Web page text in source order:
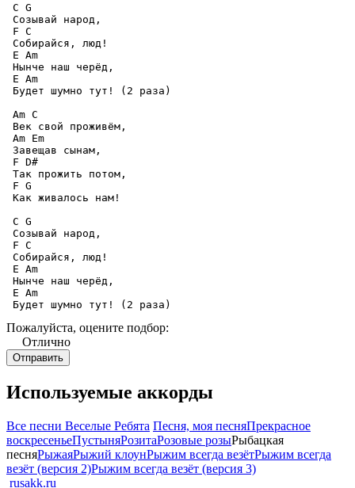
C G
Созывай народ,
F C
Собирайся, люд!
E Am
Нынче наш черёд,
E Am
Будет шумно тут! (2 раза)
Am C
Век свой проживём,
Am Em
Завещав сынам,
F D#
Так прожить потом,
F G
Как живалось нам!
C G
Созывай народ,
F C
Собирайся, люд!
E Am
Нынче наш черёд,
E Am
Будет шумно тут! (2 раза)
Пожалуйста, оцените подбор:
Отлично
Используемые аккорды
Все песни Веселые Ребята Песня, моя песняПрекрасное
воскресеньеПустыняРозитаРозовые розыРыбацкая
песняРыжаяРыжий клоунРыжим всегда везётРыжим всегда
везёт (версия 2)Рыжим всегда везёт (версия 3)
rusakk.ru